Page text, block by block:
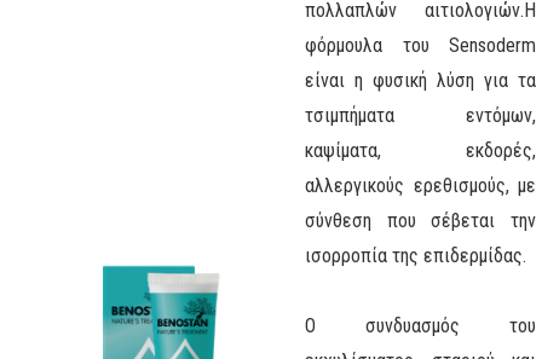
πολλαπλών αιτιολογιών.Η
φόρμουλα του Sensoderm
είναι η φυσική λύση για τα
τσιμπήματα εντόμων,
καψίματα, εκδορές,
αλλεργικούς ερεθισμούς, με
σύνθεση που σέβεται την
ισορροπία της επιδερμίδας.
Ο συνδυασμός του